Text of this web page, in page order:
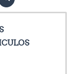
BUSCAR CURSOS